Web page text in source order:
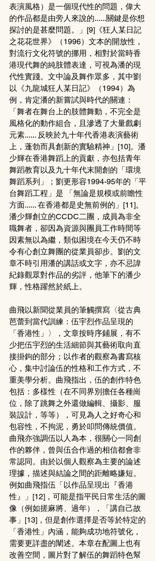
表演風格）是一個現代性的問題，偉大
的作品都是由旁人來說的......關鍵是你想
探討的是甚麼問題。」[9]《狂人某日記
之花花世界》（1996）文本的開放性，
對流行文化符號的挪用，相對於當時香
港現代舞的純肢體表達，可視為潘的現
代性實踐。文中論及舞作眾多，其中劉
以《九龍城狂人某日記》（1994）為
例，肯定潘的新嘗試與時代的關連：
「舞者在舞台上的肢體舞動，不完全是
風格化的動作組合，且滲透了大量戲劇
元素...... 反映於九十年代香港表演藝術
上，蓬勃而具創新的實驗精神」[10]。潘
少輝在香港舞蹈上的貢獻，亦包括青年
舞蹈教育以及九十年代末開創的「環境
舞蹈系列」；劉更形容1994-95年的「平
台舞蹈工程」是 「無論是規模或前瞻性
方面...... 在香港都是史無前例的」[11]。
潘少輝創立的CCDC二團，成員為非全
職舞者，卻因為資源與團員工作時間等
因素無以為繼，類似困境在今天仍不時
令有心創立舞團的從業員卻步。劉的文
章不時引用潘的講話或文字，亦不忌諱
紀錄觀眾對作品的劣評，他筆下的潘少
輝，性格躍然於紙上。
曲飛以新聞從業員的筆觸撰寫〈從古典
芭蕾到當代訓練：伍宇烈作品呈現的
「香港性」〉，文章按時序鋪展，有不
少把伍宇烈的生活細節與其藝術取向直
接掛鉤的部分；以作者的觀察為書寫核
心，集中討論伍的性格和工作方式，不
重美學分析。曲飛指出，伍的創作特色
包括：多樣性（在不同界別擔任各種崗
位，除了跳舞之外還做編輯、攝影、服
裝設計，等等），可見為人之好奇心和
包容性，不拘泥，勇於叩問傳統價值。
曲飛亦強調伍以人為本，很關心一同創
作的夥伴，曾與伍合作過的相信都會非
常認同。由於以個人觀察為主要的論述
理據，描述與結論之間的距離略嫌短。
例如曲飛指伍「以作品呈現出『香港
性』」[12]，可能是指平民日常生活的圖
像（例如搓麻將、過年），「講自己故
事」[13]，但是創作選擇是否等於特定的
「香港性」內涵，能夠成功地符號化，
需要更詳盡的闡述。本章在配圖上也有
改善空間，圖片對了解伍的舞蹈特色幫